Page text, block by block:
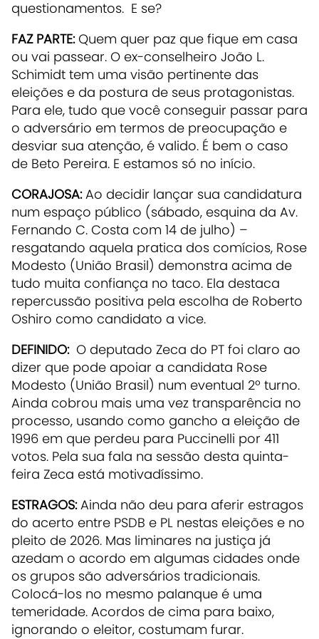
questionamentos. E se?
FAZ PARTE: Quem quer paz que fique em casa
ou vai passear. O ex-conselheiro João L.
Schimidt tem uma visão pertinente das
eleições e da postura de seus protagonistas.
Para ele, tudo que você conseguir passar para
o adversário em termos de preocupação e
desviar sua atenção, é valido. É bem o caso
de Beto Pereira. E estamos só no início.
CORAJOSA:Ao decidir lançar sua candidatura
num espaço público (sábado, esquina da Av.
Fernando C. Costa com 14 de julho) –
resgatando aquela pratica dos comícios, Rose
Modesto (União Brasil) demonstra acima de
tudo muita confiança no taco. Ela destaca
repercussão positiva pela escolha de Roberto
Oshiro como candidato a vice.
DEFINIDO:O deputado Zeca do PT foi claro ao
dizer que pode apoiar a candidata Rose
Modesto (União Brasil) num eventual 2º turno.
Ainda cobrou mais uma vez transparência no
processo, usando como gancho a eleição de
1996 em que perdeu para Puccinelli por 411
votos. Pela sua fala na sessão desta quinta-
feira Zeca está motivadíssimo.
ESTRAGOS:Ainda não deu para aferir estragos
do acerto entre PSDB e PL nestas eleições e no
pleito de 2026. Mas liminares na justiça já
azedam o acordo em algumas cidades onde
os grupos são adversários tradicionais.
Colocá-los no mesmo palanque é uma
temeridade. Acordos de cima para baixo,
ignorando o eleitor, costumam furar.